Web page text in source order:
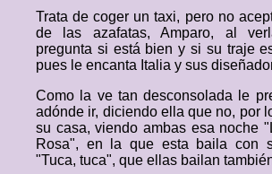
Trata de coger un taxi, pero no
de las azafatas, Amparo, al
pregunta si está bien y si su traje
pues le encanta Italia y sus
Como la ve tan desconsolada le
adónde ir, diciendo ella que no, por
su casa, viendo ambas esa noche
Rosa", en la que esta baila con
"Tuca, tuca", que ellas bailan